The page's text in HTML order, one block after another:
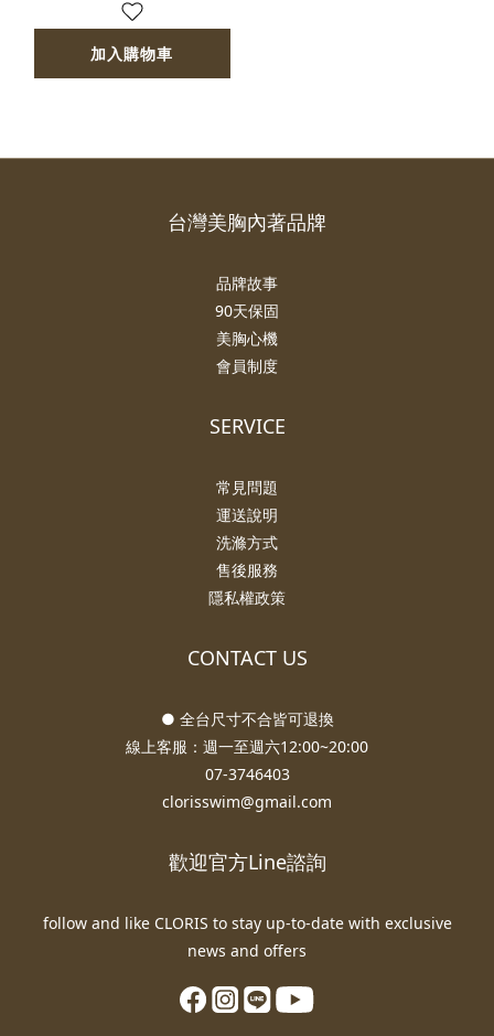
加入購物車
台灣美胸內著品牌
品牌故事
90天保固
美胸心機
會員制度
SERVICE
常見問題
運送說明
洗滌方式
售後服務
隱私權政策
CONTACT US
● 全台尺寸不合皆可退換
線上客服：週一至週六12:00~20:00
07-3746403
clorisswim@gmail.com
歡迎官方Line諮詢
follow and like CLORIS to stay up-to-date with exclusive
news and offers